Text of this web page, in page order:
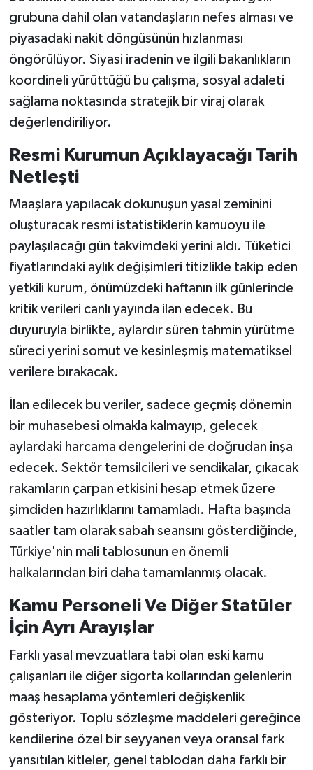
grubuna dahil olan vatandaşların nefes alması ve
piyasadaki nakit döngüsünün hızlanması
öngörülüyor. Siyasi iradenin ve ilgili bakanlıkların
koordineli yürüttüğü bu çalışma, sosyal adaleti
sağlama noktasında stratejik bir viraj olarak
değerlendiriliyor.
Resmi Kurumun Açıklayacağı Tarih
Netleşti
Maaşlara yapılacak dokunuşun yasal zeminini
oluşturacak resmi istatistiklerin kamuoyu ile
paylaşılacağı gün takvimdeki yerini aldı. Tüketici
fiyatlarındaki aylık değişimleri titizlikle takip eden
yetkili kurum, önümüzdeki haftanın ilk günlerinde
kritik verileri canlı yayında ilan edecek. Bu
duyuruyla birlikte, aylardır süren tahmin yürütme
süreci yerini somut ve kesinleşmiş matematiksel
verilere bırakacak.
İlan edilecek bu veriler, sadece geçmiş dönemin
bir muhasebesi olmakla kalmayıp, gelecek
aylardaki harcama dengelerini de doğrudan inşa
edecek. Sektör temsilcileri ve sendikalar, çıkacak
rakamların çarpan etkisini hesap etmek üzere
şimdiden hazırlıklarını tamamladı. Hafta başında
saatler tam olarak sabah seansını gösterdiğinde,
Türkiye'nin mali tablosunun en önemli
halkalarından biri daha tamamlanmış olacak.
Kamu Personeli Ve Diğer Statüler
İçin Ayrı Arayışlar
Farklı yasal mevzuatlara tabi olan eski kamu
çalışanları ile diğer sigorta kollarından gelenlerin
maaş hesaplama yöntemleri değişkenlik
gösteriyor. Toplu sözleşme maddeleri gereğince
kendilerine özel bir seyyanen veya oransal fark
yansıtılan kitleler, genel tablodan daha farklı bir